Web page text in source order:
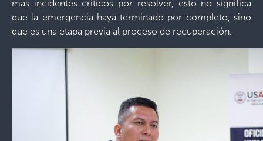
más incidentes críticos por resolver, esto no significa
que la emergencia haya terminado por completo, sino
que es una etapa previa al proceso de recuperación.